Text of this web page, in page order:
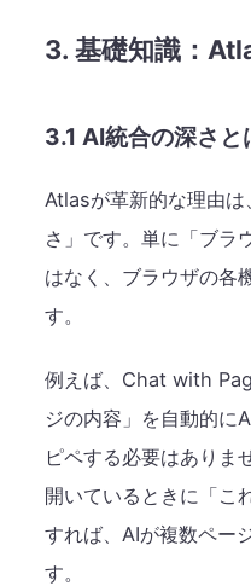
3. 基礎知識：
3.1 AI統合の深さと
Atlasが革新的な理由
さ」です。単に「ブラ
はなく、ブラウザの各
す。
例えば、Chat with
ジの内容」を自動的に
ピペする必要はありま
開いているときに「こ
すれば、AIが複数ペー
す。